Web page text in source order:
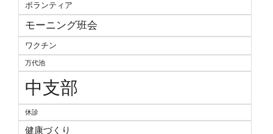
ボランティア
モーニング班会
ワクチン
万代池
中支部
休診
健康づくり